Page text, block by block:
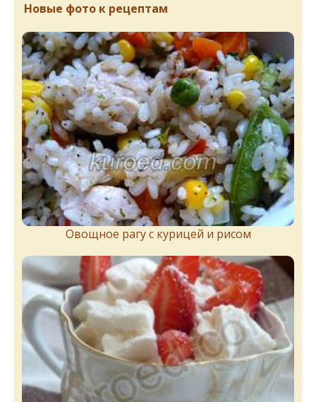
Новые фото к рецептам
Овощное рагу с курицей и рисом